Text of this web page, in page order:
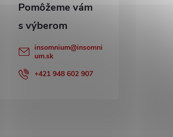
insomnium@insomni
um.sk
+421 948 602 907